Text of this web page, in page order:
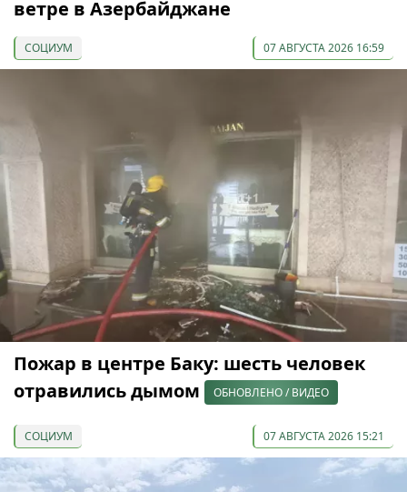
ветре в Азербайджане
СОЦИУМ 07 АВГУСТА 2026 16:59
Пожар в центре Баку: шесть человек
отравились дымом
ОБНОВЛЕНО / ВИДЕО
СОЦИУМ 07 АВГУСТА 2026 15:21